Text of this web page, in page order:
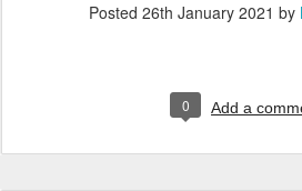
Posted 26th January 2021 by
0 Add a